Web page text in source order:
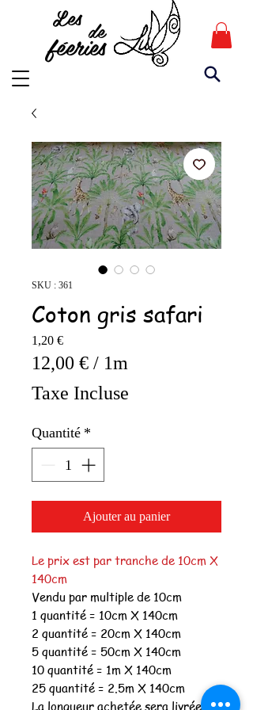
Les
féeries
de
SKU : 361
Coton gris safari
1,20 €Prix
12,00 € / 1m
12,00 €
1
Mètre
Taxe Incluse
Quantité *
Ajouter au panier
Le prix est par tranche de 10cm X
140cm
Vendu par multiple de 10cm
1 quantité = 10cm X 140cm
2 quantité = 20cm X 140cm
5 quantité = 50cm X 140cm
10 quantité = 1m X 140cm
25 quantité = 2.5m X 140cm
La longueur achetée sera livrée en